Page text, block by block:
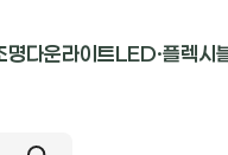
명다운라이트LED·플렉시